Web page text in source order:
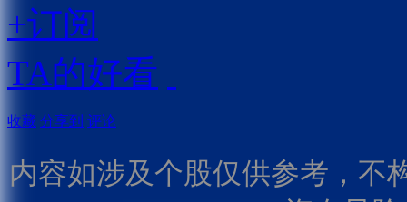
+订阅
TA的好看
收藏 分享到 评论
内容如涉及个股仅供参考，不